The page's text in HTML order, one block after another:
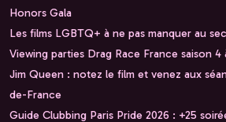
Honors Gala
Les films LGBTQ+ à ne pas manquer au
Viewing parties Drag Race France saison 4
Jim Queen : notez le film et venez aux
de-France
Guide Clubbing Paris Pride 2026 : +25